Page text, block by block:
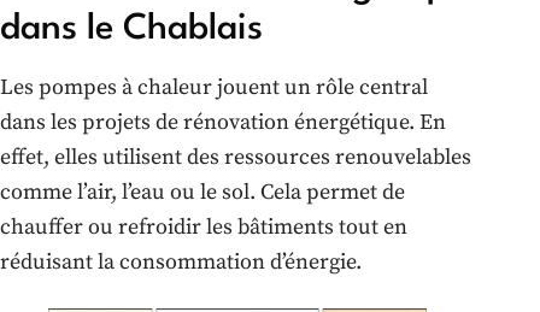
dans le Chablais
Les pompes à chaleur jouent un rôle central
dans les projets de rénovation énergétique. En
effet, elles utilisent des ressources renouvelables
comme l’air, l’eau ou le sol. Cela permet de
chauffer ou refroidir les bâtiments tout en
réduisant la consommation d’énergie.